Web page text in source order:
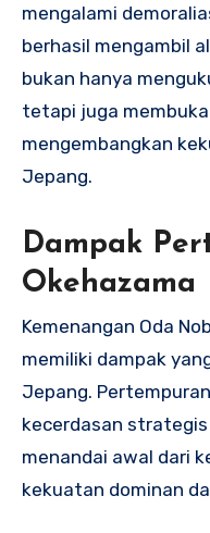
mengalami
berhasil mengambil
bukan hanya
tetapi juga
mengembangkan
Jepang.
Dampak
Okehazama
Kemenangan Oda
memiliki dampak
Jepang.
kecerdasan
menandai awal dari
kekuatan dominan